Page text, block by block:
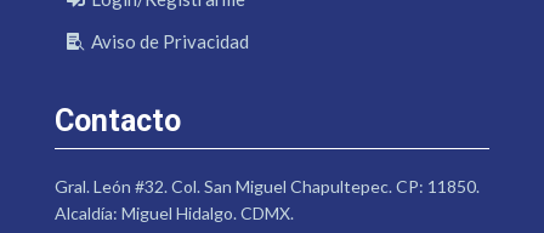
Aviso de Privacidad
Contacto
Gral. León #32. Col. San Miguel Chapultepec. CP: 11850.
Alcaldía: Miguel Hidalgo. CDMX.